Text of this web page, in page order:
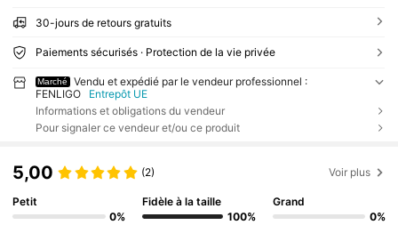
30-jours de retours gratuits
Paiements sécurisés · Protection de la vie privée
Marché
Vendu et expédié par le vendeur professionnel :
FENLIGO
Entrepôt UE
Informations et obligations du vendeur
Pour signaler ce vendeur et/ou ce produit
5,00 (2) Voir plus
Petit
0%
Fidèle à la taille
100%
Grand
0%